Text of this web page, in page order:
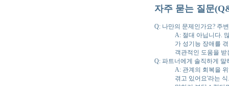
자주 묻는 질문
Q: 나만의 문제인가요? 주
A: 절대 아닙니다.
가 성기능 장애를
객관적인 도움을
Q: 파트너에게 솔직하게 말
A: 관계의 회복을
겪고 있어요'라는